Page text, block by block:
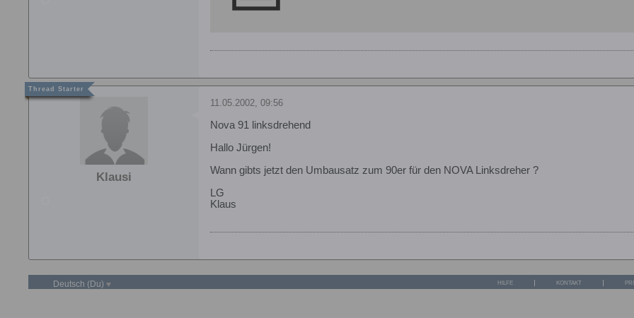
Klausi
11.05.2002, 09:56
Nova 91 linksdrehend
Hallo Jürgen!
Wann gibts jetzt den Umbausatz zum 90er für den NOVA Linksdreher ?
LG
Klaus
Deutsch (Du) HILFE KONTAKT